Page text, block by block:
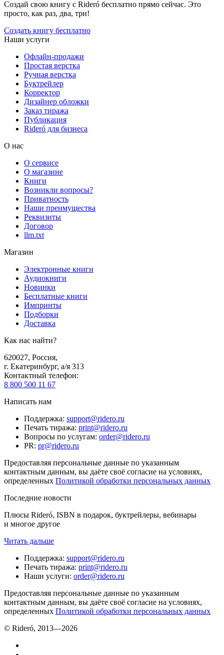
Создай свою книгу с Rideró бесплатно прямо сейчас. Это
просто, как раз, два, три!
Создать книгу бесплатно
Наши услуги
Офлайн-продажи
Простая верстка
Ручная верстка
Буктрейлер
Корректор
Дизайнер обложки
Заказ тиража
Публикация
Rideró для бизнеса
О нас
О сервисе
О магазине
Книги
Возникли вопросы?
Приватность
Наши преимущества
Реквизиты
Договор
llm.txt
Магазин
Электронные книги
Аудиокниги
Новинки
Бесплатные книги
Импринты
Подборки
Доставка
Как нас найти?
620027, Россия,
г. Екатеринбург, а/я 313
Контактный телефон:
8 800 500 11 67
Написать нам
Поддержка: support@ridero.ru
Печать тиража: print@ridero.ru
Вопросы по услугам: order@ridero.ru
PR: pr@ridero.ru
Предоставляя персональные данные по указанным
контактным данным, вы даёте своё согласие на условиях,
определенных Политикой обработки персональных данных
Последние новости
Плюсы Rideró, ISBN в подарок, буктрейлеры, вебинары
и многое другое
Читать дальше
Поддержка: support@ridero.ru
Печать тиража: print@ridero.ru
Наши услуги: order@ridero.ru
Предоставляя персональные данные по указанным
контактным данным, вы даёте своё согласие на условиях,
определенных Политикой обработки персональных данных
© Rideró, 2013—2026